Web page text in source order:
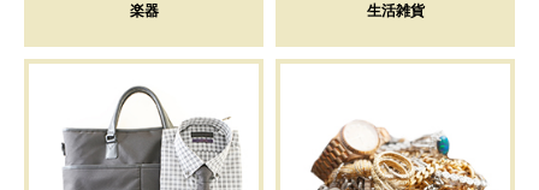
楽器 生活雑貨